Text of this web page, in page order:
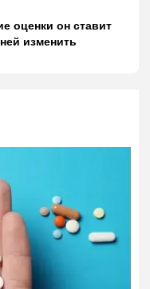
оценки он ставит
изменить